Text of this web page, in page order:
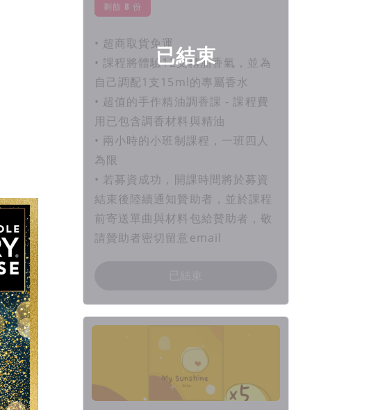
已結束
剩餘8 份
• 超商取貨免運
• 課程將體驗12支精油香氣，並為
自己調配1支15ml的專屬香水
• 超值的手作精油調香課 - 課程費
用已包含調香材料與精油
• 兩小時的小班制課程，一班四人
為限
• 若募資成功，開課時間將於募資
結束後陸續通知贊助者，並於課程
前寄送單曲與材料包給贊助者，敬
請贊助者密切留意email